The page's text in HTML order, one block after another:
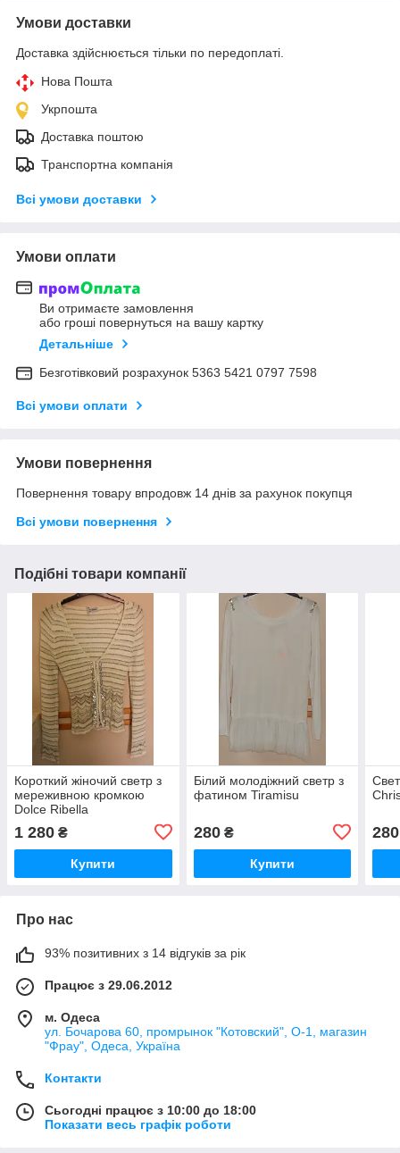
Умови доставки
Доставка здійснюється тільки по передоплаті.
Нова Пошта
Укрпошта
Доставка поштою
Транспортна компанія
Всі умови доставки
Умови оплати
Ви отримаєте замовлення
або гроші повернуться на вашу картку
Детальніше
Безготівковий розрахунок 5363 5421 0797 7598
Всі умови оплати
Умови повернення
Повернення товару впродовж 14 днів за рахунок покупця
Всі умови повернення
Подібні товари компанії
Короткий жіночий светр з
мереживною кромкою
Dolce Ribella
1 280 ₴
Купити
Білий молодіжний светр з
фатином Tiramisu
280₴
Купити
280
Про нас
93% позитивних з 14 відгуків за рік
Працює з 29.06.2012
м. Одеса
ул. Бочарова 60, промрынок "Котовский", О-1, магазин
"Фрау", Одеса, Україна
Контакти
Сьогодні працює з 10:00 до 18:00
Показати весь графік роботи